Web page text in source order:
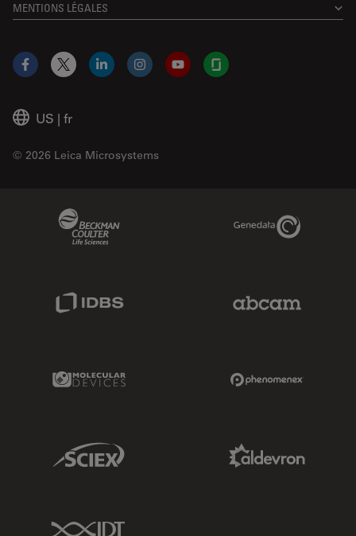
MENTIONS LÉGALES
US | fr
© 2026 Leica Microsystems
Facebook
X LinkedInInstagramYouTubeGlassdoor
Genedata Link
Molecular Devices Link
Sciex Link
IDT Link